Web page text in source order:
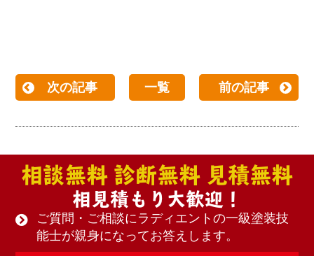
次の記事 一覧 前の記事
相談無料 診断無料 見積無料
相見積もり大歓迎！
ご質問・ご相談にラディエントの一級塗装技
能士が親身になってお答えします。